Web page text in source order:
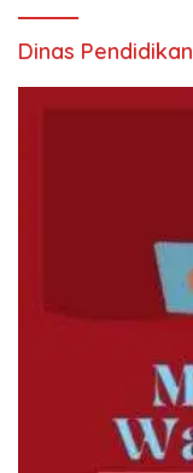
Dinas Pendidikan